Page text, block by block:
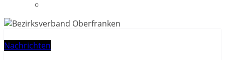
Nachrichten